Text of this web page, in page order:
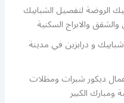
الروضة لتفصيل الشبابيك
والابراج السكنية
و درابزين في مدينة
ديكور شبرات ومظلات
الكبير